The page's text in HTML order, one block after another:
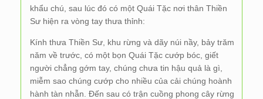
khẩu chú, sau lúc đó có một Quái Tặc nơi thân Thiền
Sư hiện ra vòng tay thưa thỉnh:
Kính thưa Thiền Sư, khu rừng và dãy núi nầy, bảy trăm
năm về trước, có một bọn Quái Tặc cướp bóc, giết
người chẳng gớm tay, chúng chưa tin hậu quả là gì,
miễm sao chúng cướp cho nhiều của cải chúng hoành
hành tàn nhẫn. Đến sau có trận cuồng phong cây rừng